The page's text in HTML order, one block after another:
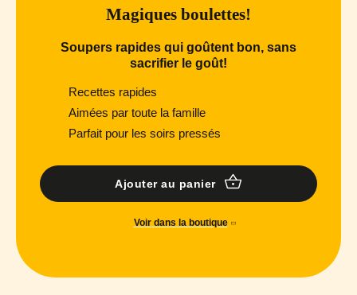
Magiques boulettes!
Soupers rapides qui goûtent bon, sans
sacrifier le goût!
Recettes rapides
Aimées par toute la famille
Parfait pour les soirs pressés
Ajouter au panier
Voir dans la boutique